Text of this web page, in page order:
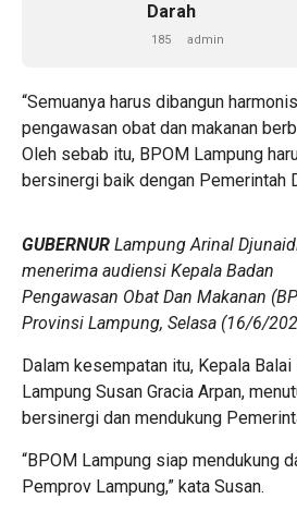
Darah
185 admin
“Semuanya harus dibangun
pengawasan obat dan makanan
Oleh sebab itu, BPOM Lampung
bersinergi baik dengan Pemerintah
GUBERNUR Lampung Arinal
menerima audiensi Kepala Badan
Pengawasan Obat Dan Makanan
Provinsi Lampung, Selasa (16/6/
Dalam kesempatan itu, Kepala
Lampung Susan Gracia Arpan,
bersinergi dan mendukung
“BPOM Lampung siap mendukung
Pemprov Lampung,” kata Susan.